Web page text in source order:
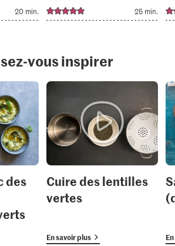
20 min. 25 min.
vous inspirer
des
Cuire des lentilles
vertes
En savoir plus